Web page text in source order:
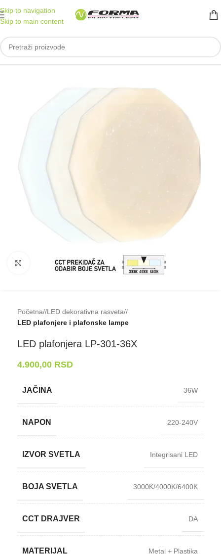
Skip to navigation
Skip to main content
Klikni da uveličaš
Početna/ LED dekorativna rasveta/
LED plafonjere i plafonske lampe
LED plafonjera LP-⁠301-⁠36X
4.900,00 RSD
JAČINA 36W
NAPON 220-240V
IZVOR SVETLA Integrisani LED
BOJA SVETLA 3000K/4000K/6400K
CCT DRAJVER DA
MATERIJAL Metal + Plastika